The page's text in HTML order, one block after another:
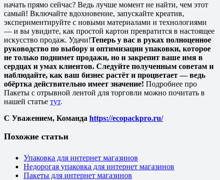
начать прямо сейчас? Ведь лучше момент не найти, чем этот
самый! Включайте вдохновение, запускайте креатив,
экспериментируйте с новыми материалами и технологиями
— и вы увидите, как простой картон превратится в настоящее
искусство продаж. Удачи!Теперь у вас в руках полноценное
руководство по выбору и оптимизации упаковки, которое
не только поднимет продажи, но и закрепит ваше имя в
сердцах и умах клиентов. Следуйте полученным советам и
наблюдайте, как ваш бизнес растёт и процветает — ведь
обёртка действительно имеет значение! Подробнее про
Пакеты с отрывной лентой для торговли можно почитать в
нашей статье тут.
С Уважением, Команда https://ecopackpro.ru/
Похожие статьи
Упаковка для интернет магазинов
Недорогая упаковка для интернет магазинов
Пакеты для интернет магазинов